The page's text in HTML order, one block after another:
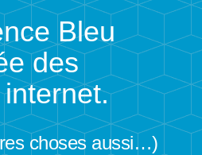
Bleu
des
choses aussi…)